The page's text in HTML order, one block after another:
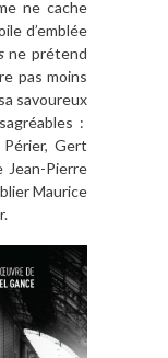
ne cache
d’emblée
ne prétend
pas moins
savoureux
:
Périer, Gert
Jean-Pierre
Maurice